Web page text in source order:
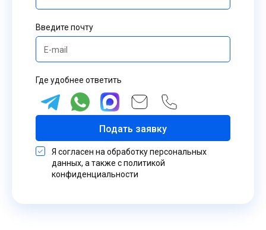
Введите почту
Где удобнее ответить
Подать заявку
Я согласен на обработку персональных
данных, а также с политикой
конфиденциальности